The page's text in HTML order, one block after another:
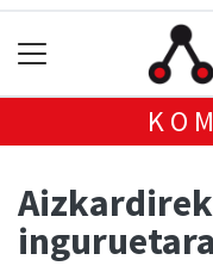
inguruetara